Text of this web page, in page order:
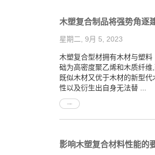
木塑复合制品将强势角逐
星期二, 9月 5, 2023
木塑复合型材拥有木材与塑
础为高密度聚乙烯和木质纤
既似木材又优于木材的新型
性以及衍生出自身无法替 ...
影响木塑复合材料性能的